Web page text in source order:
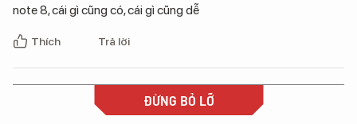
note 8, cái gì cũng có, cái gì cũng dễ
Thích Trả lời
ĐỪNG BỎ LỠ